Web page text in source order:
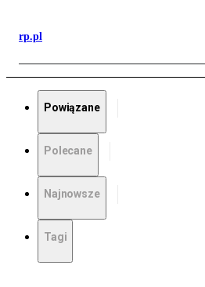
rp.pl
Powiązane
Polecane
Najnowsze
Tagi